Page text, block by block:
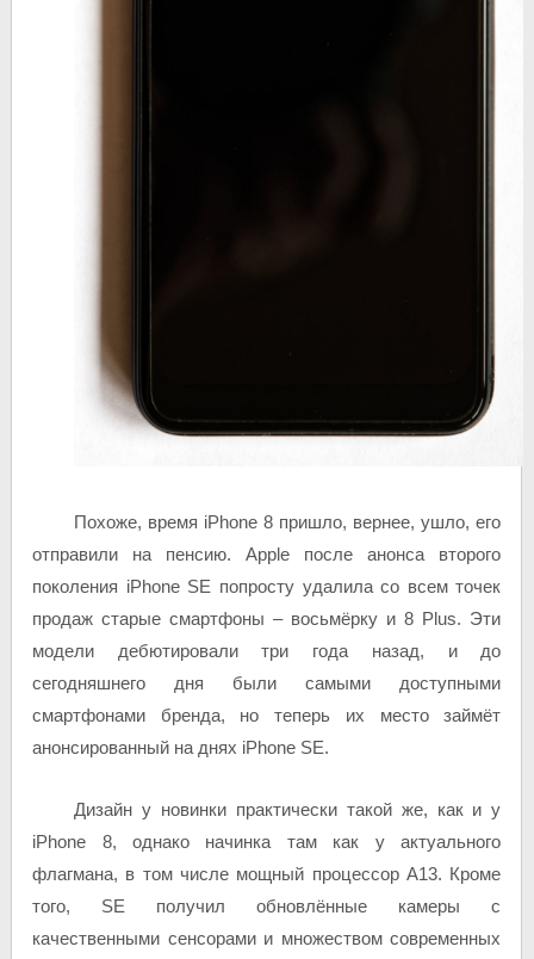
Похоже, время iPhone 8 пришло, вернее, ушло, его
отправили на пенсию. Apple после анонса второго
поколения iPhone SE попросту удалила со всем точек
продаж старые смартфоны – восьмёрку и 8 Plus. Эти
модели дебютировали три года назад, и до
сегодняшнего дня были самыми доступными
смартфонами бренда, но теперь их место займёт
анонсированный на днях iPhone SE.
Дизайн у новинки практически такой же, как и у
iPhone 8, однако начинка там как у актуального
флагмана, в том числе мощный процессор A13. Кроме
того, SE получил обновлённые камеры с
качественными сенсорами и множеством современных